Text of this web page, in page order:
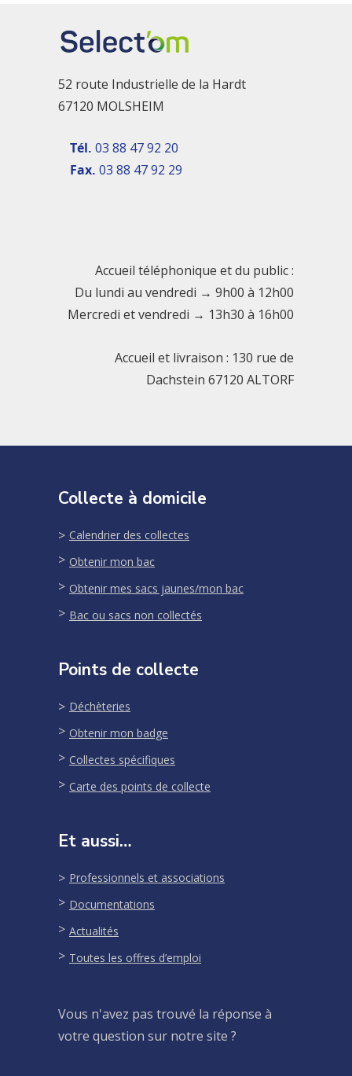
52 route Industrielle de la Hardt
67120 MOLSHEIM
Tél. 03 88 47 92 20
Fax. 03 88 47 92 29
Accueil téléphonique et du public :
Du lundi au vendredi → 9h00 à 12h00
Mercredi et vendredi → 13h30 à 16h00
Accueil et livraison : 130 rue de
Dachstein 67120 ALTORF
Collecte à domicile
Calendrier des collectes
Obtenir mon bac
Obtenir mes sacs jaunes/mon bac
Bac ou sacs non collectés
Points de collecte
Déchèteries
Obtenir mon badge
Collectes spécifiques
Carte des points de collecte
Et aussi…
Professionnels et associations
Documentations
Actualités
Toutes les offres d’emploi
Vous n'avez pas trouvé la réponse à
votre question sur notre site ?